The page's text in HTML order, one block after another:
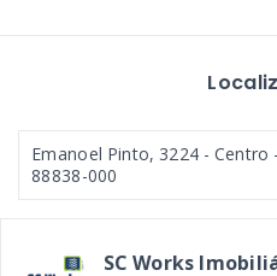
Emanoel Pinto, 3224 - Centro
88838-000
SC Works